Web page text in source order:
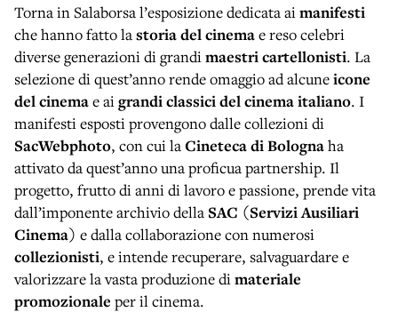
Torna in Salaborsa l’esposizione dedicata aimanifesti
che hanno fatto lastoria del cinemae reso celebri
diverse generazioni di grandimaestricartellonisti. La
selezione di quest’anno rende omaggio ad alcuneicone
del cinemae aigrandi classici del cinema italiano. I
manifesti esposti provengono dalle collezioni di
SacWebphoto, con cui laCineteca di Bolognaha
attivato da quest’anno una proficua partnership. Il
progetto, frutto di anni di lavoro e passione, prende vita
dall’imponente archivio della SAC (Servizi Ausiliari
Cinema) e dalla collaborazione con numerosi
collezionisti, e intende recuperare, salvaguardare e
valorizzare la vasta produzione dimateriale
promozionale per il cinema.